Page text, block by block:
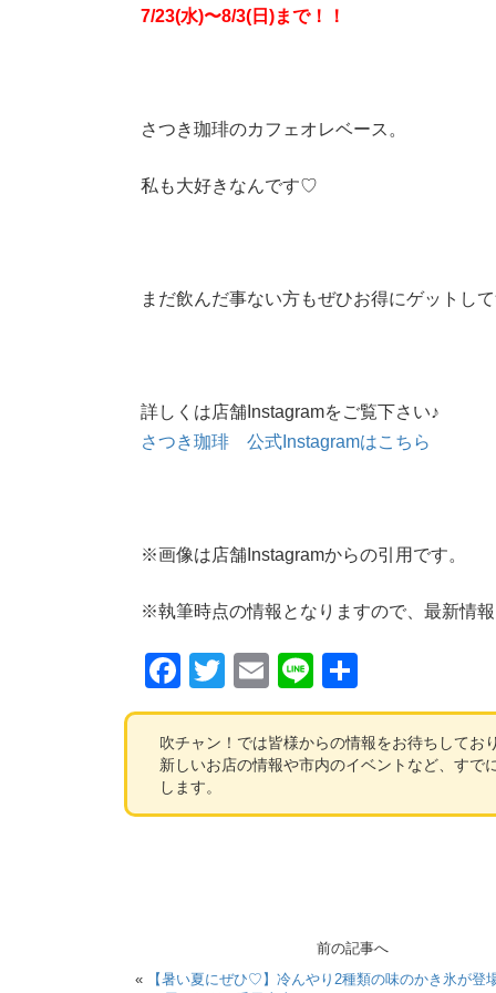
7/23(水)〜8/3(日)まで！！
さつき珈琲のカフェオレベース。
私も大好きなんです♡
まだ飲んだ事ない方もぜひお得にゲットし
詳しくは店舗Instagramをご覧下さい♪
さつき珈琲 公式Instagramはこちら
※画像は店舗Instagramからの引用です。
※執筆時点の情報となりますので、最新情
F
a
c
e
b
T
wi
tt
er
E
m
ail
Li
n
e
有
吹チャン！では皆様からの情報をお待ちしてお
新しいお店の情報や市内のイベントなど、すで
します。
前の記事へ
«
【暑い夏にぜひ♡】冷んやり2種類の味のかき氷が登